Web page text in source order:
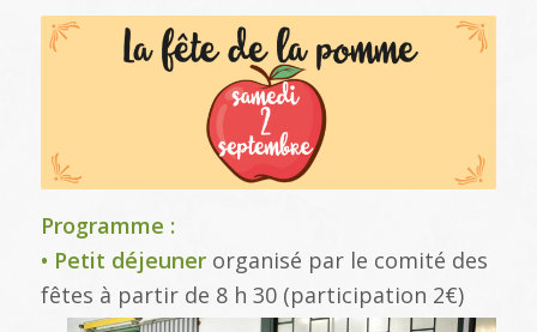
Programme :
• Petit déjeunerorganisé par le comité des
fêtes à partir de 8 h 30 (participation 2€)